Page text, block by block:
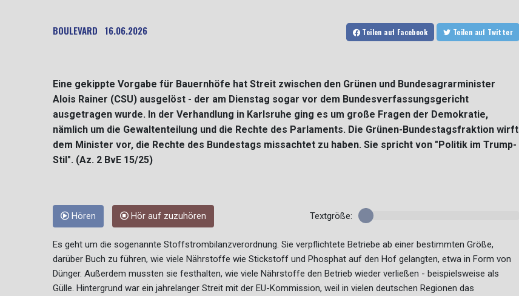
BOULEVARD 16.06.2026 Teilen auf Facebook Teilen auf Twitter
Eine gekippte Vorgabe für Bauernhöfe hat Streit zwischen den Grünen und Bundesagrarminister
Alois Rainer (CSU) ausgelöst - der am Dienstag sogar vor dem Bundesverfassungsgericht
ausgetragen wurde. In der Verhandlung in Karlsruhe ging es um große Fragen der Demokratie,
nämlich um die Gewaltenteilung und die Rechte des Parlaments. Die Grünen-Bundestagsfraktion wirft
dem Minister vor, die Rechte des Bundestags missachtet zu haben. Sie spricht von "Politik im Trump-
Stil". (Az. 2 BvE 15/25)
Hören Hör auf zuzuhören Textgröße:
Es geht um die sogenannte Stoffstrombilanzverordnung. Sie verpflichtete Betriebe ab einer bestimmten Größe,
darüber Buch zu führen, wie viele Nährstoffe wie Stickstoff und Phosphat auf den Hof gelangten, etwa in Form von
Dünger. Außerdem mussten sie festhalten, wie viele Nährstoffe den Betrieb wieder verließen - beispielsweise als
Gülle. Hintergrund war ein jahrelanger Streit mit der EU-Kommission, weil in vielen deutschen Regionen das